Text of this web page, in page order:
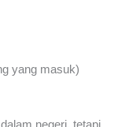
yang masuk)